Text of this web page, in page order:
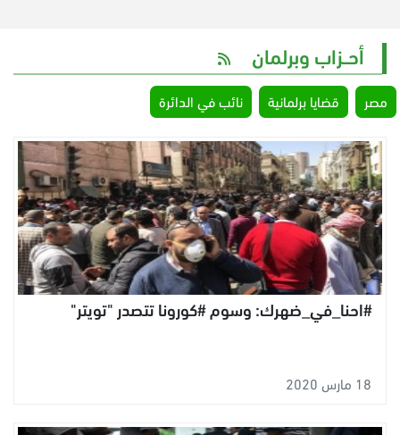
أحــزاب وبرلمان
مصر قضايا برلمانية نائب في الدائرة
#احنا_في_ضهرك: وسوم #كورونا تتصدر "تويتر"
18 مارس 2020